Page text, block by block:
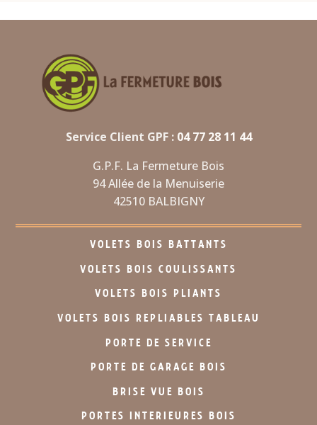
Service Client GPF : 04 77 28 11 44
G.P.F. La Fermeture Bois
94 Allée de la Menuiserie
42510 BALBIGNY
VOLETS BOIS BATTANTS
VOLETS BOIS COULISSANTS
VOLETS BOIS PLIANTS
VOLETS BOIS REPLIABLES TABLEAU
PORTE DE SERVICE
PORTE DE GARAGE BOIS
BRISE VUE BOIS
PORTES INTERIEURES BOIS